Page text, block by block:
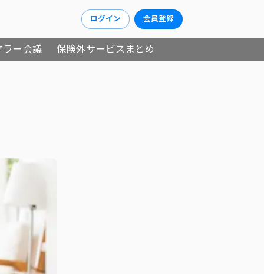
ログイン 会員登録
ラー会議 保険外サービスまとめ